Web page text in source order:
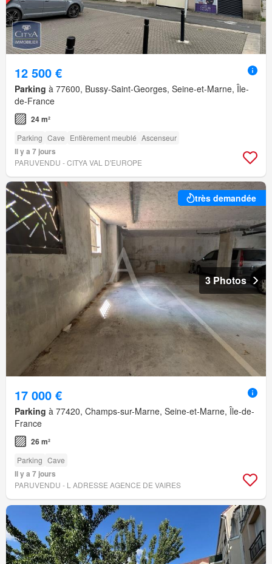
12 500 €
Parking à 77600, Bussy-Saint-Georges, Seine-et-Marne, Île-
de-France
24 m²
Parking Cave Entièrement meublé Ascenseur
Il y a 7 jours
PARUVENDU - CITYA VAL D'EUROPE
très demandée
3 Photos
17 000 €
Parking à 77420, Champs-sur-Marne, Seine-et-Marne, Île-de-
France
26 m²
Parking Cave
Il y a 7 jours
PARUVENDU - L ADRESSE AGENCE DE VAIRES